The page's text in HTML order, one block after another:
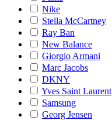
Nike
Stella McCartney
Ray Ban
New Balance
Giorgio Armani
Marc Jacobs
DKNY
Yves Saint Laurent
Samsung
Georg Jensen